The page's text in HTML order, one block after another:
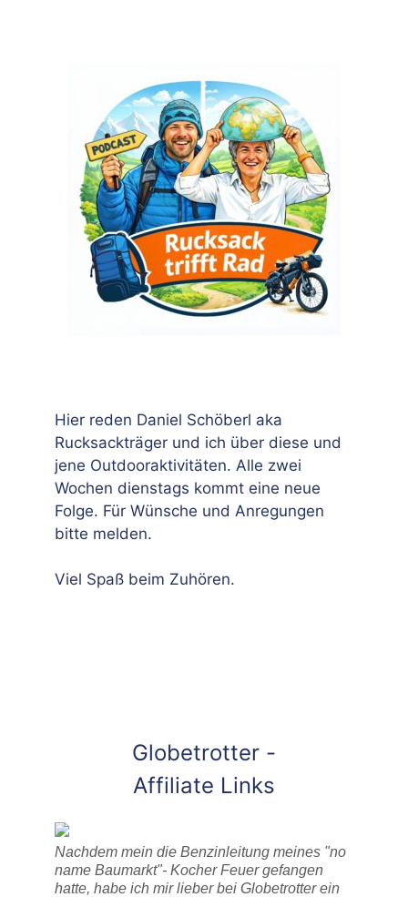
Hier reden Daniel Schöberl aka
Rucksackträger und ich über diese und
jene Outdooraktivitäten. Alle zwei
Wochen dienstags kommt eine neue
Folge. Für Wünsche und Anregungen
bitte melden.
Viel Spaß beim Zuhören.
Globetrotter -
Affiliate Links
Nachdem mein die Benzinleitung meines "no
name Baumarkt"- Kocher Feuer gefangen
hatte, habe ich mir lieber bei Globetrotter ein